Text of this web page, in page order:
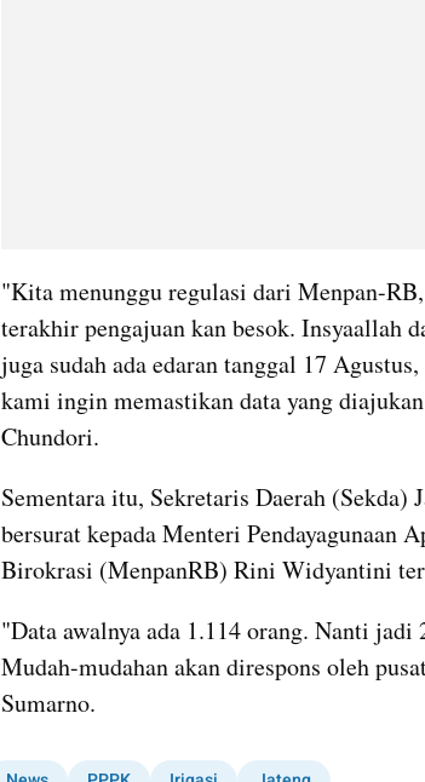
"Kita menunggu regulasi dari Menpan-
terakhir pengajuan kan besok. Insyaallah
juga sudah ada edaran tanggal 17
kami ingin memastikan data yang
Chundori.
Sementara itu, Sekretaris Daerah (Sekda)
bersurat kepada Menteri Pendayagunaan
Birokrasi (MenpanRB) Rini Widyantini
"Data awalnya ada 1.114 orang. Nanti
Mudah-mudahan akan direspons oleh
Sumarno.